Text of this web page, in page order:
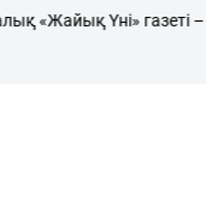
Үні» газеті –